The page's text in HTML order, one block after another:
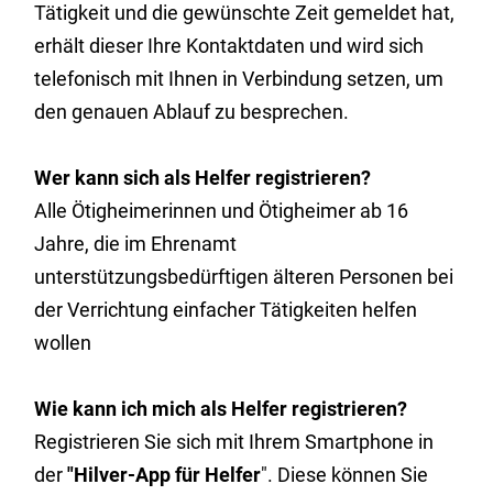
Tätigkeit und die gewünschte Zeit gemeldet hat,
erhält dieser Ihre Kontaktdaten und wird sich
telefonisch mit Ihnen in Verbindung setzen, um
den genauen Ablauf zu besprechen.
Wer kann sich als Helfer registrieren?
Alle Ötigheimerinnen und Ötigheimer ab 16
Jahre, die im Ehrenamt
unterstützungsbedürftigen älteren Personen bei
der Verrichtung einfacher Tätigkeiten helfen
wollen
Wie kann ich mich als Helfer registrieren?
Registrieren Sie sich mit Ihrem Smartphone in
der"Hilver-App für Helfer". Diese können Sie